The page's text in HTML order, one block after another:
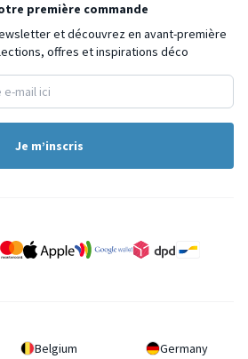
première commande
et découvrez en avant-première
offres et inspirations déco
Je m’inscris
Belgium Germany